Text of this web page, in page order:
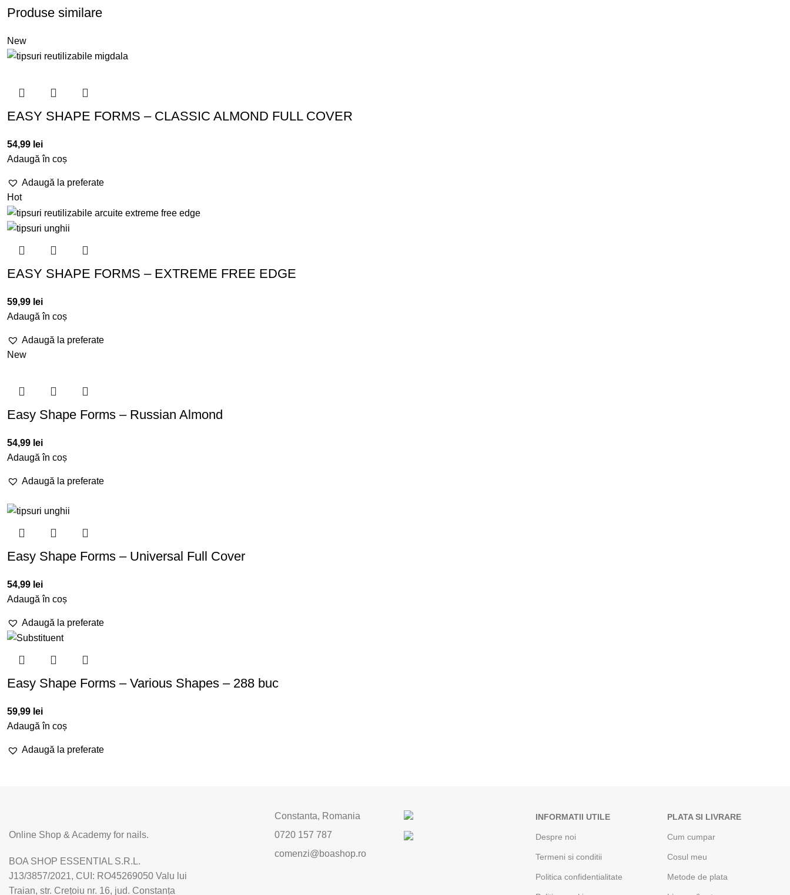
Produse similare
New
EASY SHAPE FORMS – CLASSIC ALMOND FULL COVER
54,99 lei
Adaugă în coș
Adaugă la preferate
Hot
EASY SHAPE FORMS – EXTREME FREE EDGE
59,99 lei
Adaugă în coș
Adaugă la preferate
New
Easy Shape Forms – Russian Almond
54,99 lei
Adaugă în coș
Adaugă la preferate
Easy Shape Forms – Universal Full Cover
54,99 lei
Adaugă în coș
Adaugă la preferate
Easy Shape Forms – Various Shapes – 288 buc
59,99 lei
Adaugă în coș
Adaugă la preferate
Online Shop & Academy for nails.
BOA SHOP ESSENTIAL S.R.L.
J13/3857/2021, CUI: RO45269050 Valu lui
Traian, str. Crețoiu nr. 16, jud. Constanța
Constanta, Romania
0720 157 787
comenzi@boashop.ro
INFORMATII UTILE
Despre noi
Termeni si conditii
Politica confidentialitate
PLATA SI LIVRARE
Cum cumpar
Cosul meu
Metode de plata